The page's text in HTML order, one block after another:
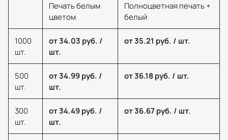
Печать белым
цветом
Полноцветная печать +
белый
1000
шт.
от 34.03 руб. /
шт.
от 35.21 руб. / шт.
500
шт.
от 34.99 руб. /
шт.
от 36.18 руб. / шт.
300
шт.
от 34.49 руб. /
шт.
от 36.67 руб. / шт.